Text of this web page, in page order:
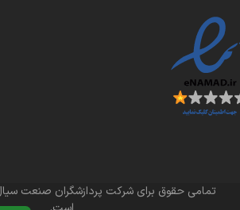
تمامی حقوق برای شرکت پردازشگران صنعت